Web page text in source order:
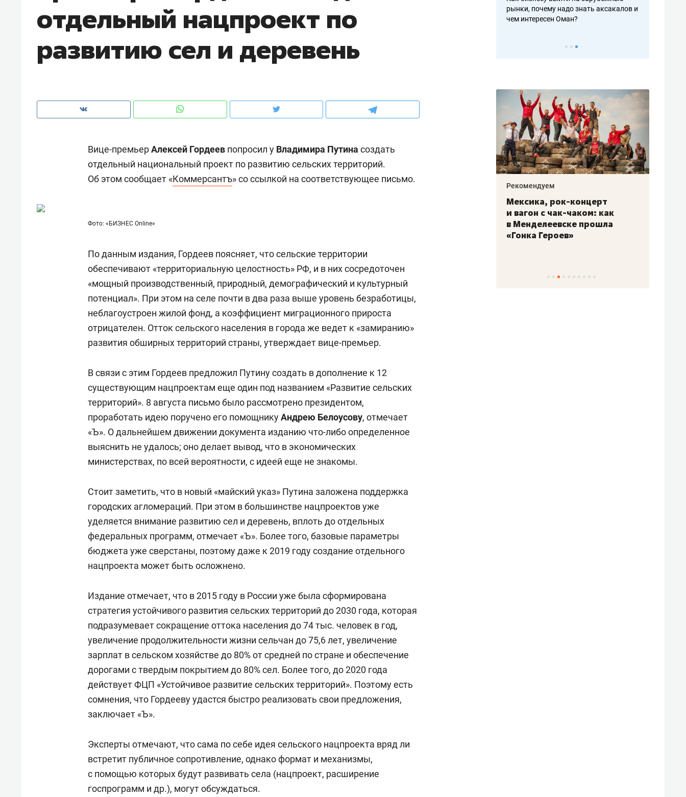
отдельный нацпроект по
развитию сел и деревень
Вице-премьерАлексей Гордеев попросил у Владимира Путина создать
отдельный национальный проект по развитию сельских территорий.
Об этом сообщает «Коммерсантъ» со ссылкой на соответствующее письмо.
Фото: «БИЗНЕС Online»
По данным издания, Гордеев поясняет, что сельские территории
обеспечивают «территориальную целостность» РФ, и в них сосредоточен
«мощный производственный, природный, демографический и культурный
потенциал». При этом на селе почти в два раза выше уровень безработицы,
неблагоустроен жилой фонд, а коэффициент миграционного прироста
отрицателен. Отток сельского населения в города же ведет к «замиранию»
развития обширных территорий страны, утверждает вице-премьер.
В связи с этим Гордеев предложил Путину создать в дополнение к 12
существующим нацпроектам еще один под названием «Развитие сельских
территорий». 8 августа письмо было рассмотрено президентом,
проработать идею поручено его помощникуАндрею Белоусову, отмечает
«Ъ». О дальнейшем движении документа изданию что-либо определенное
выяснить не удалось; оно делает вывод, что в экономических
министерствах, по всей вероятности, с идеей еще не знакомы.
Стоит заметить, что в новый «майский указ» Путина заложена поддержка
городских агломераций. При этом в большинстве нацпроектов уже
уделяется внимание развитию сел и деревень, вплоть до отдельных
федеральных программ, отмечает «Ъ». Более того, базовые параметры
бюджета уже сверстаны, поэтому даже к 2019 году создание отдельного
нацпроекта может быть осложнено.
Издание отмечает, что в 2015 году в России уже была сформирована
стратегия устойчивого развития сельских территорий до 2030 года, которая
подразумевает сокращение оттока населения до 74 тыс. человек в год,
увеличение продолжительности жизни сельчан до 75,6 лет, увеличение
зарплат в сельском хозяйстве до 80% от средней по стране и обеспечение
дорогами с твердым покрытием до 80% сел. Более того, до 2020 года
действует ФЦП «Устойчивое развитие сельских территорий». Поэтому есть
сомнения, что Гордееву удастся быстро реализовать свои предложения,
заключает «Ъ».
Эксперты отмечают, что сама по себе идея сельского нацпроекта вряд ли
встретит публичное сопротивление, однако формат и механизмы,
с помощью которых будут развивать села (нацпроект, расширение
госпрограмм и др.), могут обсуждаться.
рынки, почему надо знать аксакалов и
чем интересен Оман?
клиентах и чудных запросах мастеров
рынки, почему надо знать аксакалов и
чем интересен Оман?
комфорта под Казанью
Рекомендуем Рекомендуем Рекомендуем
Мексика, рок-концерт
и вагон с чак-чаком: как
в Менделеевске прошла
«Гонка Героев»